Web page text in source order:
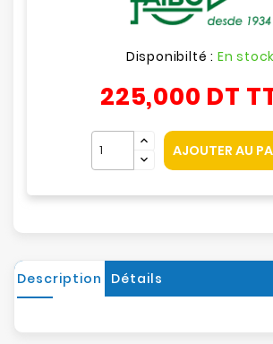
Disponibilté : En stock
225,000 DT
AJOUTER AU
Description Détails